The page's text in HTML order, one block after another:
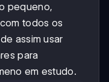
pequeno,
todos os
assim usar
para
em estudo.